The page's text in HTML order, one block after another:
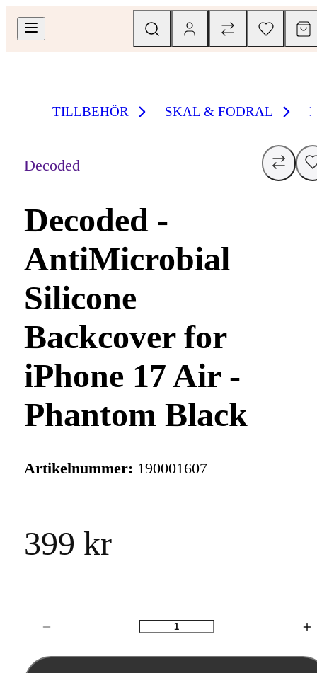
TILLBEHÖR SKAL & FODRAL
Decoded
Decoded -
AntiMicrobial
Silicone
Backcover for
iPhone 17 Air -
Phantom Black
Artikelnummer: 190001607
399 kr
Antal